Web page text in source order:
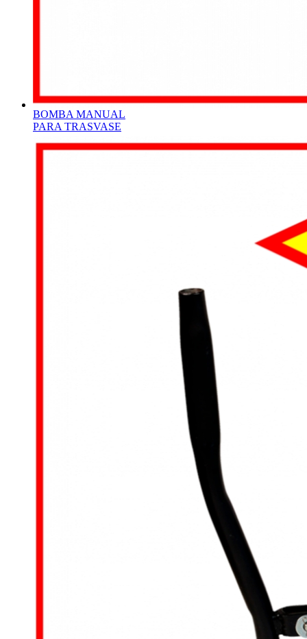
BOMBA MANUAL
PARA TRASVASE